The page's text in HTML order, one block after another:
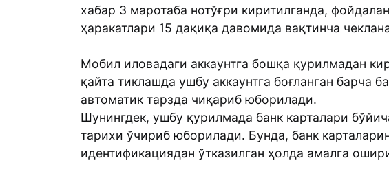
хабар 3 маротаба нотўғри киритилганда,
ҳаракатлари 15 дақиқа давомида вақтинча
Мобил иловадаги аккаунтга бошқа қурилмадан
қайта тиклашда ушбу аккаунтга боғланган барча
автоматик тарзда чиқариб юборилади.
Шунингдек, ушбу қурилмада банк карталари
тарихи ўчириб юборилади. Бунда, банк
идентификациядан ўтказилган ҳолда амалга